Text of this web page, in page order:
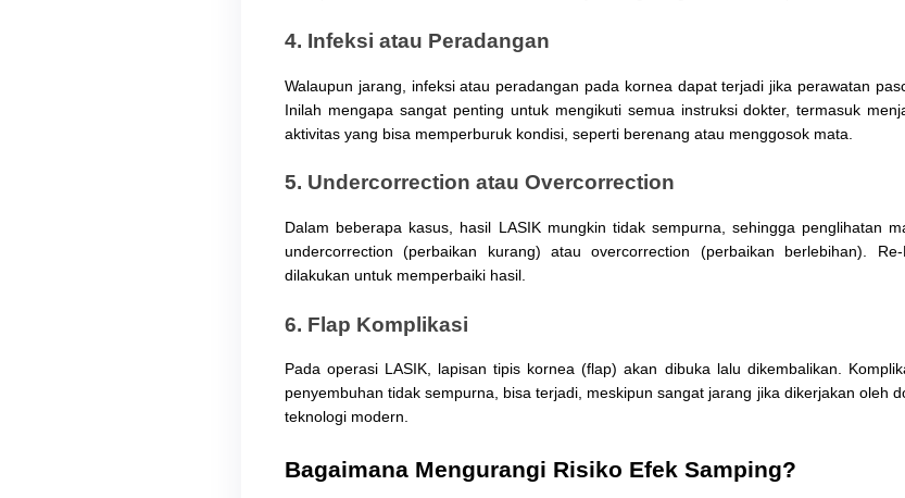
4. Infeksi atau Peradangan
Walaupun jarang, infeksi atau peradangan pada kornea dapat terjadi jika perawatan
Inilah mengapa sangat penting untuk mengikuti semua instruksi dokter, termasuk
aktivitas yang bisa memperburuk kondisi, seperti berenang atau menggosok mata.
5. Undercorrection atau Overcorrection
Dalam beberapa kasus, hasil LASIK mungkin tidak sempurna, sehingga penglihatan
undercorrection (perbaikan kurang) atau overcorrection (perbaikan berlebihan).
dilakukan untuk memperbaiki hasil.
6. Flap Komplikasi
Pada operasi LASIK, lapisan tipis kornea (flap) akan dibuka lalu dikembalikan.
penyembuhan tidak sempurna, bisa terjadi, meskipun sangat jarang jika dikerjakan oleh
teknologi modern.
Bagaimana Mengurangi Risiko Efek Samping?